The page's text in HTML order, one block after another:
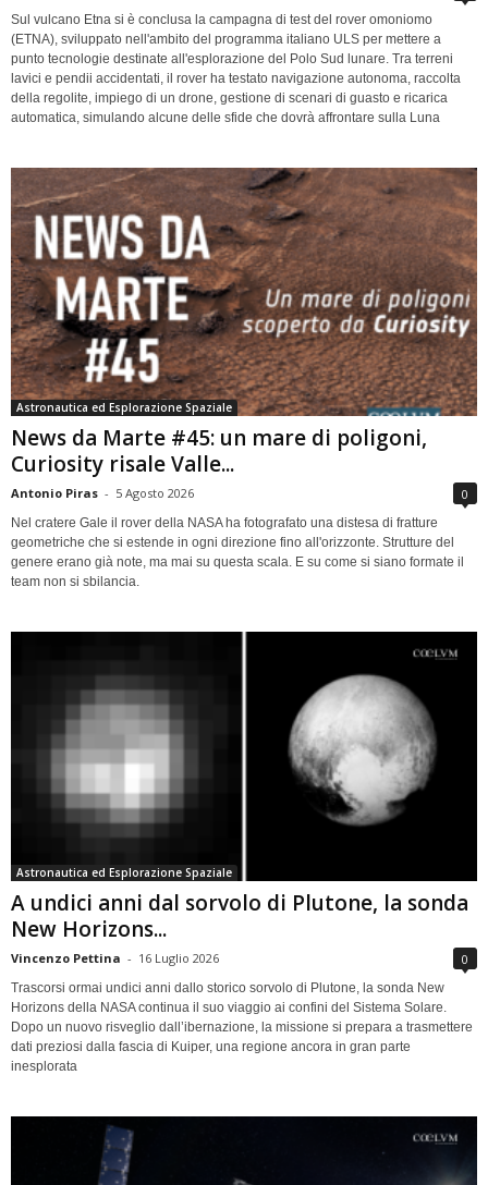
Sul vulcano Etna si è conclusa la campagna di test del rover omoniomo
(ETNA), sviluppato nell'ambito del programma italiano ULS per mettere a
punto tecnologie destinate all'esplorazione del Polo Sud lunare. Tra terreni
lavici e pendii accidentati, il rover ha testato navigazione autonoma, raccolta
della regolite, impiego di un drone, gestione di scenari di guasto e ricarica
automatica, simulando alcune delle sfide che dovrà affrontare sulla Luna
Astronautica ed Esplorazione Spaziale
News da Marte #45: un mare di poligoni,
Curiosity risale Valle...
Antonio Piras - 5 Agosto 2026 0
Nel cratere Gale il rover della NASA ha fotografato una distesa di fratture
geometriche che si estende in ogni direzione fino all'orizzonte. Strutture del
genere erano già note, ma mai su questa scala. E su come si siano formate il
team non si sbilancia.
Astronautica ed Esplorazione Spaziale
A undici anni dal sorvolo di Plutone, la sonda
New Horizons...
Vincenzo Pettina - 16 Luglio 2026 0
Trascorsi ormai undici anni dallo storico sorvolo di Plutone, la sonda New
Horizons della NASA continua il suo viaggio ai confini del Sistema Solare.
Dopo un nuovo risveglio dall’ibernazione, la missione si prepara a trasmettere
dati preziosi dalla fascia di Kuiper, una regione ancora in gran parte
inesplorata